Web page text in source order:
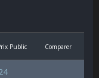
Public Comparer